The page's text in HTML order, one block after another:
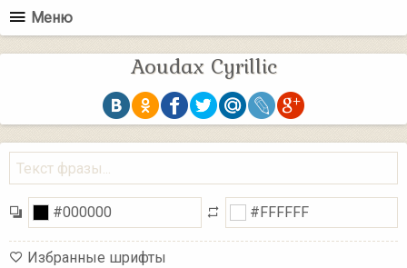
Меню
Aoudax Cyrillic
Избранные шрифты